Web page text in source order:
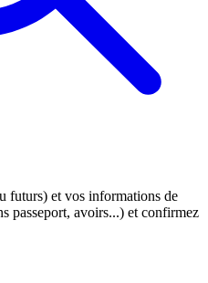
futurs) et vos informations de
passeport, avoirs...) et confirmez